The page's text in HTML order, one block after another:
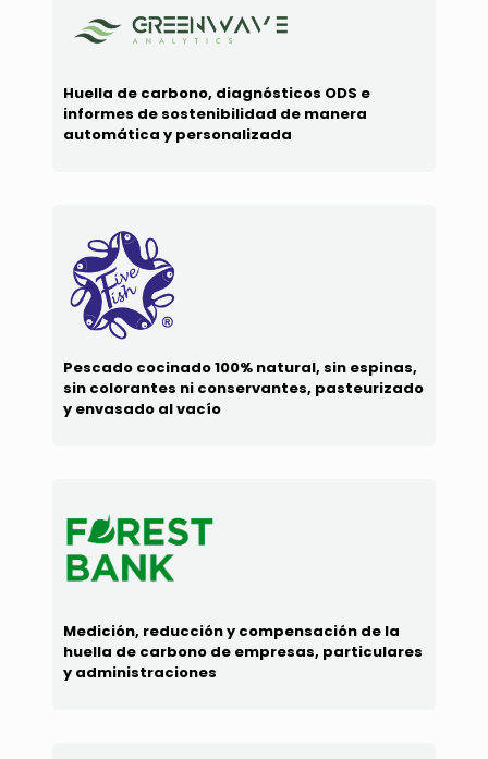
Huella de carbono, diagnósticos ODS e
informes de sostenibilidad de manera
automática y personalizada
Pescado cocinado 100% natural, sin espinas,
sin colorantes ni conservantes, pasteurizado
y envasado al vacío
Medición, reducción y compensación de la
huella de carbono de empresas, particulares
y administraciones